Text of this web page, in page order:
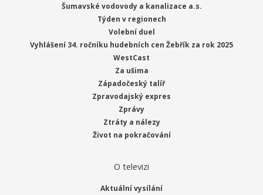
Šumavské vodovody a kanalizace a.s.
Týden v regionech
Volební duel
Vyhlášení 34. ročníku hudebních cen Žebřík za rok 2025
WestCast
Za ušima
Západočeský talíř
Zpravodajský expres
Zprávy
Ztráty a nálezy
Život na pokračování
O televizi
Aktuální vysílání